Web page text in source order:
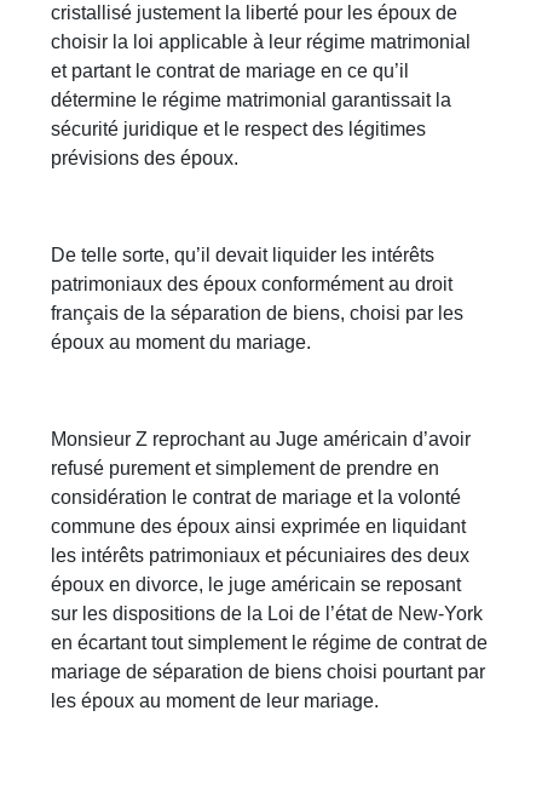
cristallisé justement la liberté pour les époux de
choisir la loi applicable à leur régime matrimonial
et partant le contrat de mariage en ce qu’il
détermine le régime matrimonial garantissait la
sécurité juridique et le respect des légitimes
prévisions des époux.
De telle sorte, qu’il devait liquider les intérêts
patrimoniaux des époux conformément au droit
français de la séparation de biens, choisi par les
époux au moment du mariage.
Monsieur Z reprochant au Juge américain d’avoir
refusé purement et simplement de prendre en
considération le contrat de mariage et la volonté
commune des époux ainsi exprimée en liquidant
les intérêts patrimoniaux et pécuniaires des deux
époux en divorce, le juge américain se reposant
sur les dispositions de la Loi de l’état de New-York
en écartant tout simplement le régime de contrat de
mariage de séparation de biens choisi pourtant par
les époux au moment de leur mariage.